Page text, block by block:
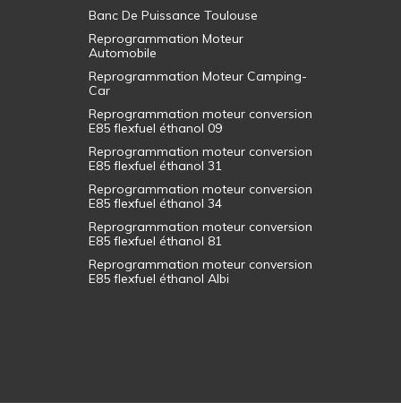
Banc De Puissance Toulouse
Reprogrammation Moteur
Automobile
Reprogrammation Moteur Camping-
Car
Reprogrammation moteur conversion
E85 flexfuel éthanol 09
Reprogrammation moteur conversion
E85 flexfuel éthanol 31
Reprogrammation moteur conversion
E85 flexfuel éthanol 34
Reprogrammation moteur conversion
E85 flexfuel éthanol 81
Reprogrammation moteur conversion
E85 flexfuel éthanol Albi